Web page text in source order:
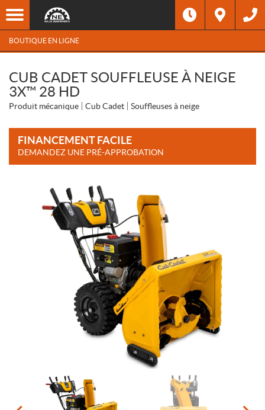
BOUTIQUE EN LIGNE
CUB CADET SOUFFLEUSE À NEIGE
3X™ 28 HD
Produit mécanique Cub Cadet Souffleuses à neige
FINANCEMENT FACILE
DEMANDEZ UNE PRÉ-APPROBATION